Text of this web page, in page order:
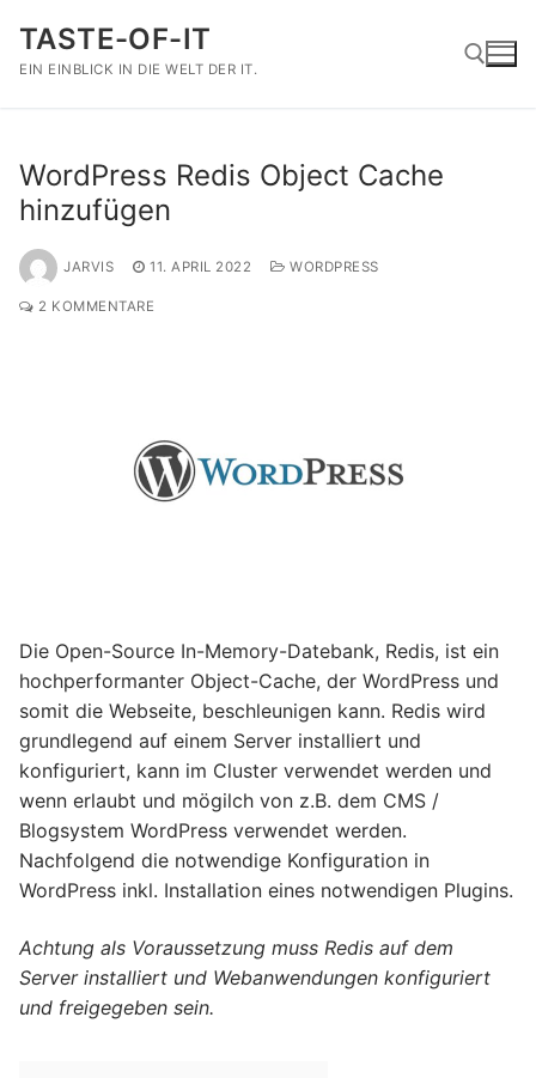
Inhalt
springen
TASTE-OF-IT
EIN EINBLICK IN DIE WELT DER IT.
WordPress Redis Object Cache
hinzufügen
JARVIS 11. APRIL 2022 WORDPRESS
2 KOMMENTARE
Die Open-Source In-Memory-Datebank, Redis, ist ein
hochperformanter Object-Cache, der WordPress und
somit die Webseite, beschleunigen kann. Redis wird
grundlegend auf einem Server installiert und
konfiguriert, kann im Cluster verwendet werden und
wenn erlaubt und mögilch von z.B. dem CMS /
Blogsystem WordPress verwendet werden.
Nachfolgend die notwendige Konfiguration in
WordPress inkl. Installation eines notwendigen Plugins.
Achtung als Voraussetzung muss Redis auf dem
Server installiert und Webanwendungen konfiguriert
und freigegeben sein.